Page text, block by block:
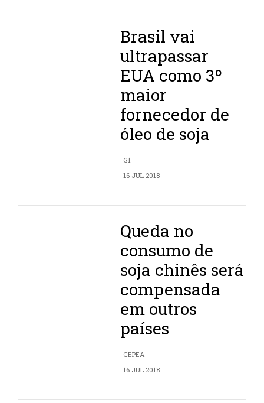
Brasil vai
ultrapassar
EUA como 3º
maior
fornecedor de
óleo de soja
G1
16 JUL 2018
Queda no
consumo de
soja chinês será
compensada
em outros
países
CEPEA
16 JUL 2018